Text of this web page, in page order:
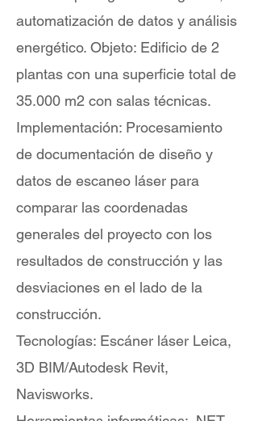
automatización de datos y análisis
energético. Objeto: Edificio de 2
plantas con una superficie total de
35.000 m2 con salas técnicas.
Implementación: Procesamiento
de documentación de diseño y
datos de escaneo láser para
comparar las coordenadas
generales del proyecto con los
resultados de construcción y las
desviaciones en el lado de la
construcción.
Tecnologías: Escáner láser Leica,
3D BIM/Autodesk Revit,
Navisworks.